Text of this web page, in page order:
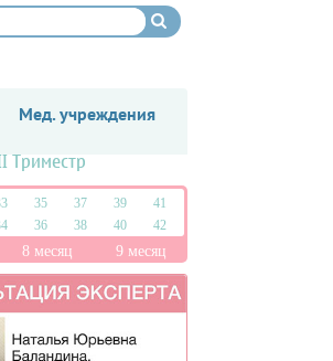
Мед. учреждения
Триместр
35 37 39
41
36 38 40 42
8 месяц 9 месяц